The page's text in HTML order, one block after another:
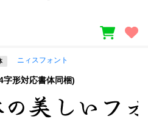
ニィスフォント
形対応書体同梱)